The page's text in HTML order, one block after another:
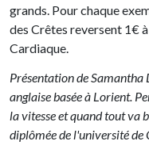
grands. Pour chaque
des Crêtes reversent 1€
Cardiaque.
Présentation de Samantha
anglaise basée à Lorient.
la vitesse et quand tout va
diplômée de l'université de